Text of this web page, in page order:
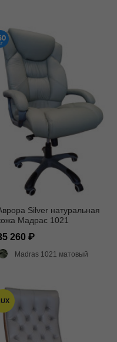
Silver натуральная
Мадрас 1021
260
Madras 1021 матовый